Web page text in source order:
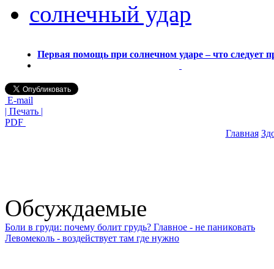
солнечный удар
Первая помощь при солнечном ударе – что следует
E-mail
| Печать |
PDF
Главная
Обсуждаемые
Боли в груди: почему болит грудь? Главное - не паниковать
Левомеколь - воздействует там где нужно